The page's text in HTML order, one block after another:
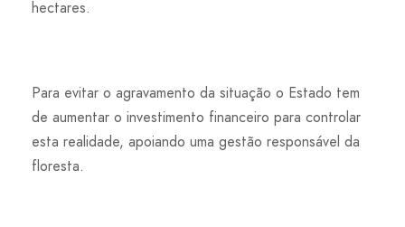
hectares.
Para evitar o agravamento da situação o Estado tem
de aumentar o investimento financeiro para controlar
esta realidade, apoiando uma gestão responsável da
floresta.